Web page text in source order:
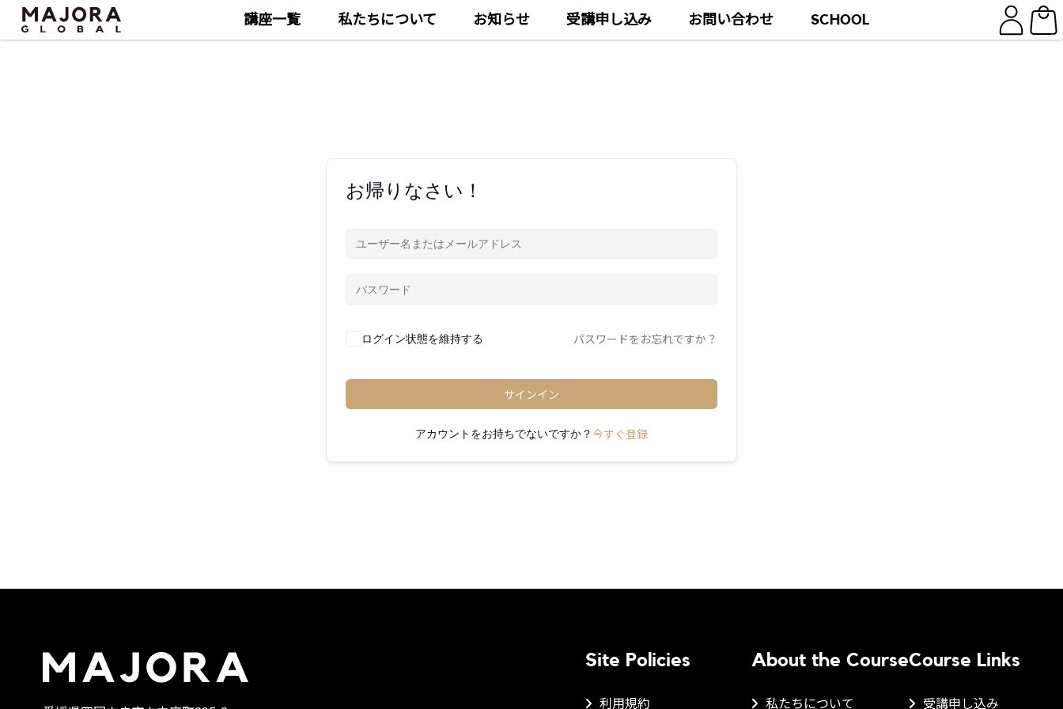
Skip
Skip
講座一覧 私たちについて お知らせ 受講申し込み お問い合わせ SCHOOL
お帰りなさい！
ログイン状態を維持する パスワードをお忘れですか？
サインイン
アカウントをお持ちでないですか？ 今すぐ登録
Site Policies
利用規約
About the Course
私たちについて
Course Links
受講申し込み